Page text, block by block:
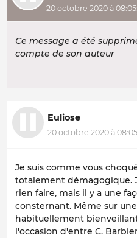
20 octobre 2020 à
Ce message a été
compte de son auteur
Euliose
20 octobre 2020 à
Je suis comme vous
totalement démagogique.
rien faire, mais il y a une
consternant. Même sur
habituellement
l'occasion d'entre C.